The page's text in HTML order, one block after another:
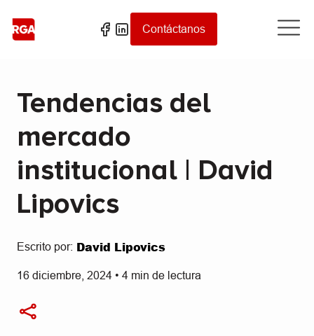
Contáctanos
Tendencias del
mercado
institucional | David
Lipovics
Escrito por: David Lipovics
16 diciembre, 2024 • 4 min de lectura